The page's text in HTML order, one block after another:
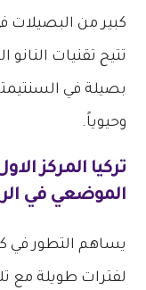
كبير من
بصيلة في
وحيوياً.
تركيا المركز
الموضعي في
يساهم التطور في
لفترات طويلة مع